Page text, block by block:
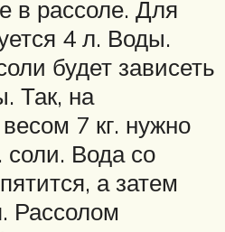
в рассоле. Для
4 л. Воды.
будет зависеть
Так, на
7 кг. нужно
соли. Вода со
а затем
Рассолом